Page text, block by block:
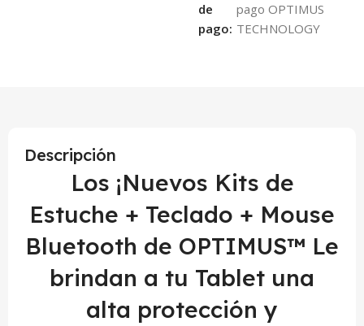
de
pago:
Descripción
Los ¡Nuevos Kits de
Estuche + Teclado + Mouse
Bluetooth de OPTIMUS™ Le
brindan a tu Tablet una
alta protección y